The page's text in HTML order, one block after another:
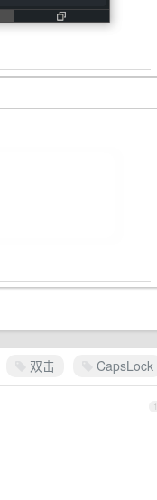
双击 CapsLock
1